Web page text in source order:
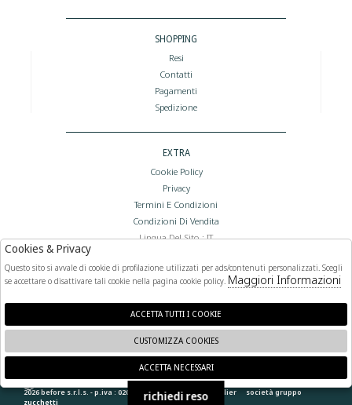
SHOPPING
Resi
Contatti
Pagamenti
Spedizione
EXTRA
Cookie Policy
Privacy
Termini E Condizioni
Condizioni Di Vendita
Lingua Del Sito : IT
FOLLOW US
2026 before s.r.l.s. - p.iva : 02066400892 powered by atelier società gruppo
zucchetti
🍪
richiedi reso
Cookies & Privacy
Questo sito si avvale di cookie di profilazione utilizzati per ads/contenuti personalizzati. Scegli
se accettare o disattivare tali cookie nella pagina cookie policy. Maggiori Informazioni
ACCETTA TUTTI I COOKIE
CUSTOMIZZA COOKIES
ACCETTA NECESSARI